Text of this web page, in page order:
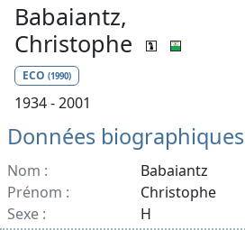
Babaiantz,
Christophe
ECO (1990)
1934 - 2001
Données biographiques
Nom :
Babaiantz
Prénom :
Christophe
Sexe :
H